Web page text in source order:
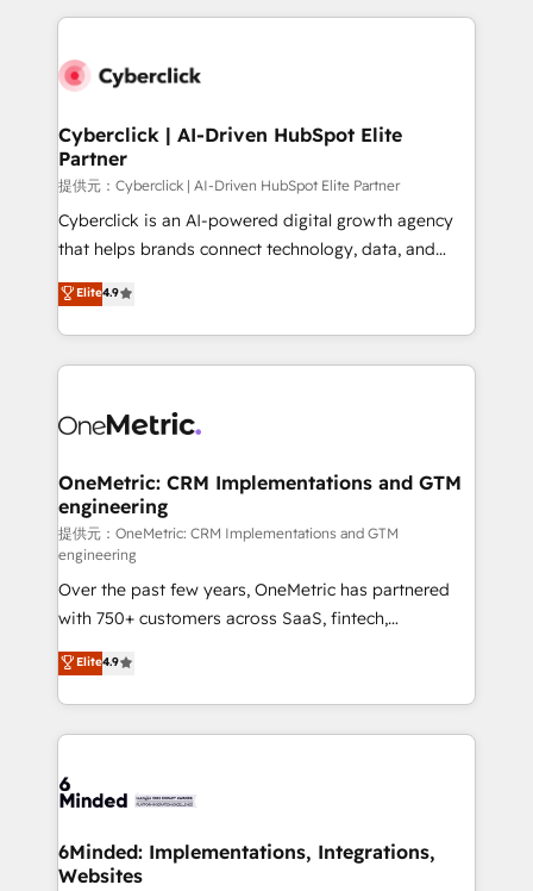
website, or build your new one.
Cyberclick | AI-Driven HubSpot Elite
Partner
提供元：Cyberclick | AI-Driven HubSpot Elite Partner
Cyberclick is an AI-powered digital growth agency
that helps brands connect technology, data, and
creativity to achieve measurable results. Founded in
Barcelona and operating across Spain, LATAM, and
the UK, we support global companies in building
smarter marketing, sales, and customer success
Iberia (Spain & Portugal), we combine human insight
growth. Our multidisciplinary team designs solutions
that simplify complexity, boost performance, and
turn innovation into real impact. 🌍 Highlights •
HubSpot Partner since 2012 • 2022 EMEA Impact
Award: Best Integration • 150+ successful HubSpot
projects • Clients in 30+ industries • Proprietary
technology for integrations • Multilingual team:
English, Spanish, Portuguese & Italian 👉 Grow
smarter with AI and HubSpot.
Elite4.9
OneMetric: CRM Implementations and GTM
engineering
提供元：OneMetric: CRM Implementations and GTM
engineering
Over the past few years, OneMetric has partnered
with 750+ customers across SaaS, fintech,
healthcare, real estate, and other industries. With
150+ HubSpot-certified experts, we deliver scalable
solutions to complex GTM and RevOps challenges.
Our Expertise 🔹 Onboarding & Implementation:
tailored to your GTM motion. 🔹 Migrations:
from other CRMs to HubSpot without data loss or
downtime. 🔹 RevOps Strategy: Align teams,
Elite4.9
6Minded: Implementations, Integrations,
Websites